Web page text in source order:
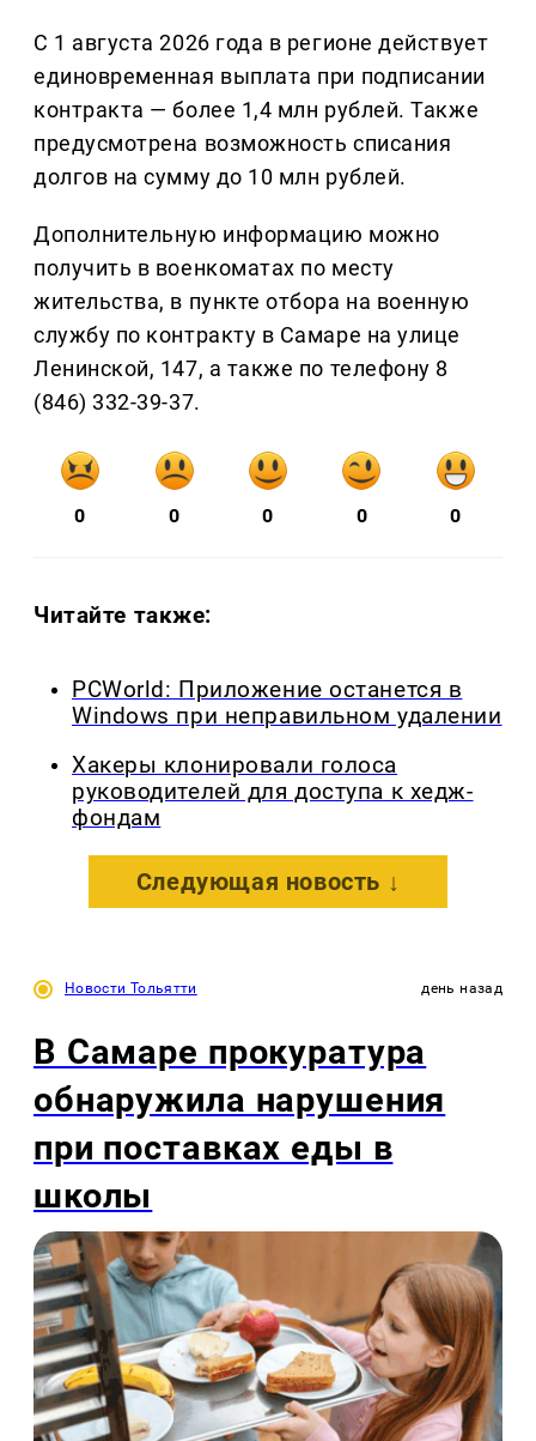
С 1 августа 2026 года в регионе действует
единовременная выплата при подписании
контракта — более 1,4 млн рублей. Также
предусмотрена возможность списания
долгов на сумму до 10 млн рублей.
Дополнительную информацию можно
получить в военкоматах по месту
жительства, в пункте отбора на военную
службу по контракту в Самаре на улице
Ленинской, 147, а также по телефону 8
(846) 332-39-37.
0 0 0 0 0
Читайте также:
PCWorld: Приложение останется в
Windows при неправильном удалении
Хакеры клонировали голоса
руководителей для доступа к хедж-
фондам
Следующая новость ↓
Новости Тольятти день назад
В Самаре прокуратура
обнаружила нарушения
при поставках еды в
школы